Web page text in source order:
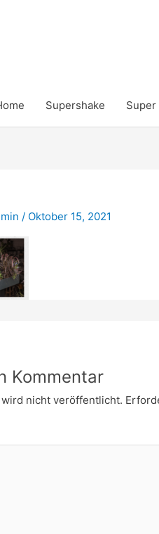
Supershake Super
/ Oktober 15, 2021
Kommentar
nicht veröffentlicht.